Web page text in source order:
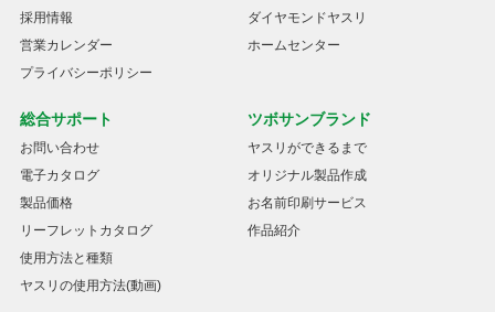
採用情報
営業カレンダー
プライバシーポリシー
ダイヤモンドヤスリ
ホームセンター
総合サポート
お問い合わせ
電子カタログ
製品価格
リーフレットカタログ
使用方法と種類
ヤスリの使用方法(動画)
ツボサンブランド
ヤスリができるまで
オリジナル製品作成
お名前印刷サービス
作品紹介